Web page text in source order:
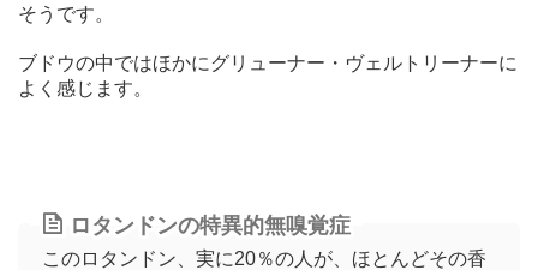
そうです。
ブドウの中ではほかにグリューナー・ヴェルトリーナーに
よく感じます。
ロタンドンの特異的無嗅覚症
このロタンドン、実に20％の人が、ほとんどその香